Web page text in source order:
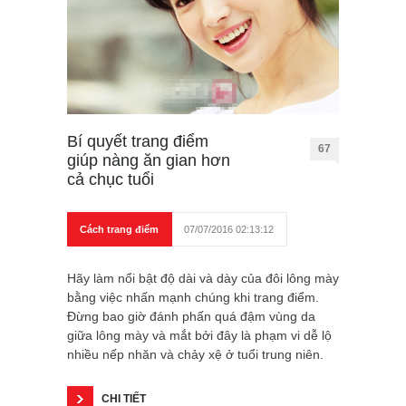
Bí quyết trang điểm
giúp nàng ăn gian hơn
cả chục tuổi
67
Cách trang điểm 07/07/2016 02:13:12
Hãy làm nổi bật độ dài và dày của đôi lông mày
bằng việc nhấn mạnh chúng khi trang điểm.
Đừng bao giờ đánh phấn quá đậm vùng da
giữa lông mày và mắt bởi đây là phạm vi dễ lộ
nhiều nếp nhăn và chảy xệ ở tuổi trung niên.
CHI TIẾT